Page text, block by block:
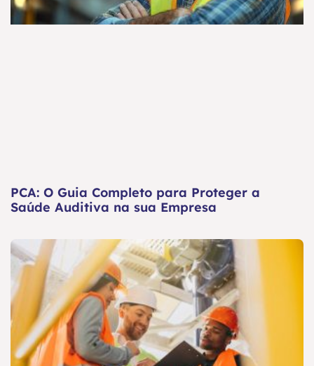
PCA: O Guia Completo para Proteger a
Saúde Auditiva na sua Empresa